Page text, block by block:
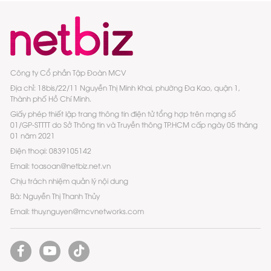
Công ty Cổ phần Tập Đoàn MCV
Địa chỉ: 18bis/22/11 Nguyễn Thị Minh Khai, phường Đa Kao, quận 1,
Thành phố Hồ Chí Minh.
Giấy phép thiết lập trang thông tin điện tử tổng hợp trên mạng số
01/GP-STTTT do Sở Thông tin và Truyền thông TP.HCM cấp ngày 05 tháng
01 năm 2021
Điện thoại: 0839105142
Email: toasoan@netbiz.net.vn
Chịu trách nhiệm quản lý nội dung
Bà: Nguyễn Thị Thanh Thủy
Email: thuy.nguyen@mcvnetworks.com